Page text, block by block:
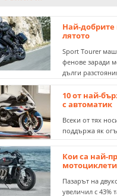
Най-добрите
лятото
Sport Tourer
фенове заради
дълги
10 от най-
с автоматик
Всеки от тях
поддържа як
Кои са най-
Пазарът на
увеличил с 43%